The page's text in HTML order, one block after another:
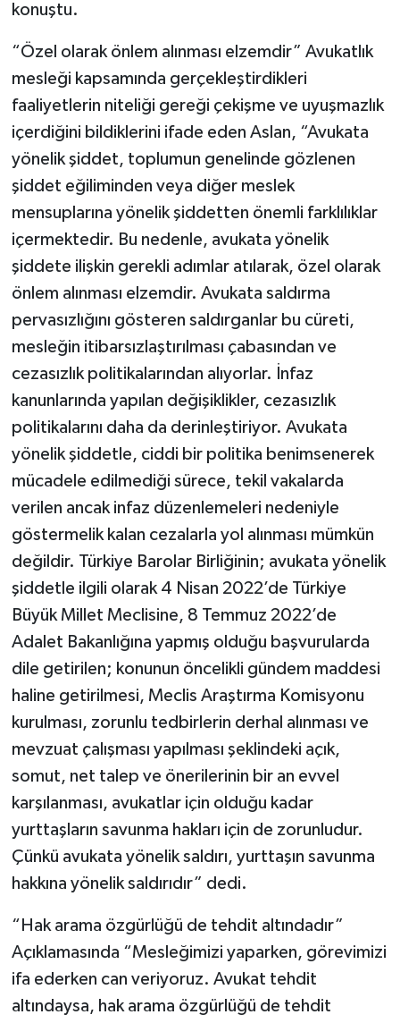
konuştu.
“Özel olarak önlem alınması elzemdir” Avukatlık
mesleği kapsamında gerçekleştirdikleri
faaliyetlerin niteliği gereği çekişme ve uyuşmazlık
içerdiğini bildiklerini ifade eden Aslan, “Avukata
yönelik şiddet, toplumun genelinde gözlenen
şiddet eğiliminden veya diğer meslek
mensuplarına yönelik şiddetten önemli farklılıklar
içermektedir. Bu nedenle, avukata yönelik
şiddete ilişkin gerekli adımlar atılarak, özel olarak
önlem alınması elzemdir. Avukata saldırma
pervasızlığını gösteren saldırganlar bu cüreti,
mesleğin itibarsızlaştırılması çabasından ve
cezasızlık politikalarından alıyorlar. İnfaz
kanunlarında yapılan değişiklikler, cezasızlık
politikalarını daha da derinleştiriyor. Avukata
yönelik şiddetle, ciddi bir politika benimsenerek
mücadele edilmediği sürece, tekil vakalarda
verilen ancak infaz düzenlemeleri nedeniyle
göstermelik kalan cezalarla yol alınması mümkün
değildir. Türkiye Barolar Birliğinin; avukata yönelik
şiddetle ilgili olarak 4 Nisan 2022’de Türkiye
Büyük Millet Meclisine, 8 Temmuz 2022’de
Adalet Bakanlığına yapmış olduğu başvurularda
dile getirilen; konunun öncelikli gündem maddesi
haline getirilmesi, Meclis Araştırma Komisyonu
kurulması, zorunlu tedbirlerin derhal alınması ve
mevzuat çalışması yapılması şeklindeki açık,
somut, net talep ve önerilerinin bir an evvel
karşılanması, avukatlar için olduğu kadar
yurttaşların savunma hakları için de zorunludur.
Çünkü avukata yönelik saldırı, yurttaşın savunma
hakkına yönelik saldırıdır” dedi.
“Hak arama özgürlüğü de tehdit altındadır”
Açıklamasında “Mesleğimizi yaparken, görevimizi
ifa ederken can veriyoruz. Avukat tehdit
altındaysa, hak arama özgürlüğü de tehdit